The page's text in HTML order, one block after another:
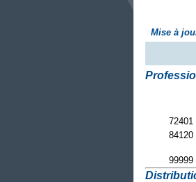
Mise à
72401
84120
99999